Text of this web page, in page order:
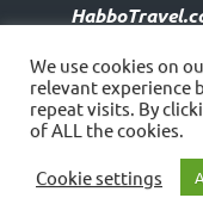
dalle società
marchi registrati e
come
Copyright ©
We use cookies on
relevant experience
repeat visits. By
of ALL the cookies.
Cookie settings